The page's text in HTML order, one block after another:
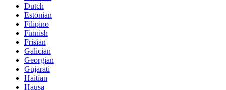
Dutch
Estonian
Filipino
Finnish
Frisian
Galician
Georgian
Gujarati
Haitian
Hausa